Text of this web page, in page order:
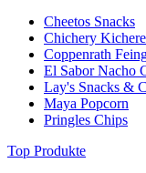
Cheetos Snacks
Chichery
Coppenrath
El Sabor Nacho
Lay's Snacks &
Maya Popcorn
Pringles Chips
Top Produkte